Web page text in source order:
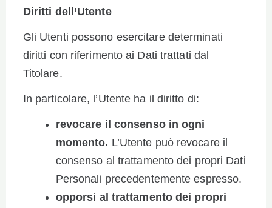
Diritti dell’Utente
Gli Utenti possono esercitare determinati
diritti con riferimento ai Dati trattati dal
Titolare.
In particolare, l’Utente ha il diritto di:
revocare il consenso in ogni
momento. L’Utente può revocare il
consenso al trattamento dei propri Dati
Personali precedentemente espresso.
opporsi al trattamento dei propri